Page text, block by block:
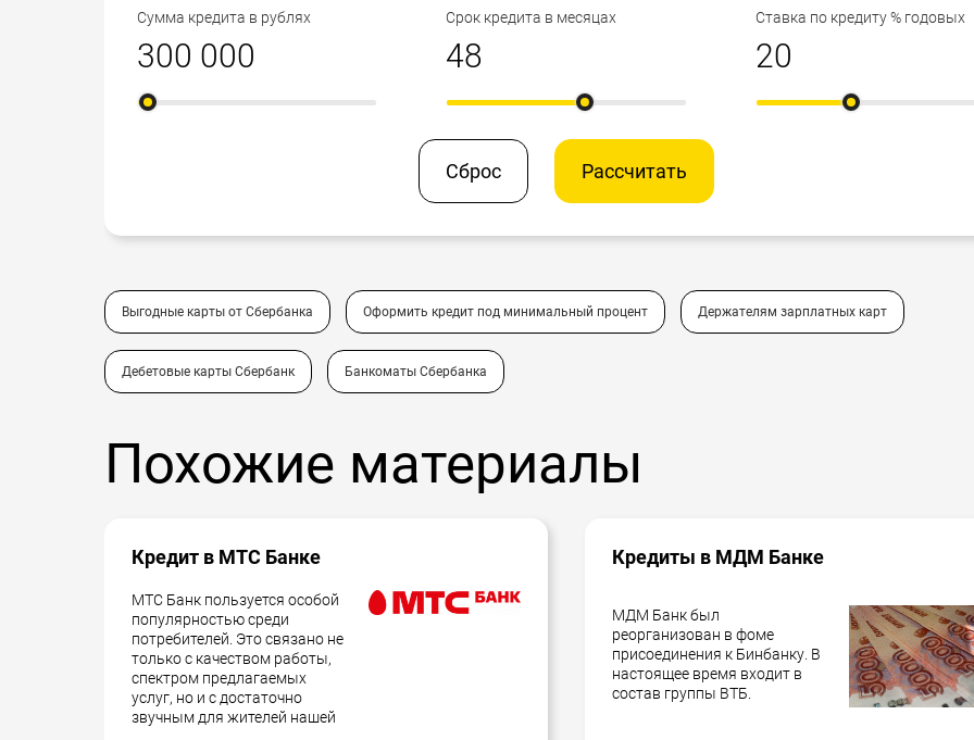
Сумма кредита в рублях Срок кредита в месяцах Ставка по кредиту % годовых
Сброс Рассчитать
Выгодные карты от Сбербанка Оформить кредит под минимальный процент Держателям зарплатных карт
Дебетовые карты Сбербанк Банкоматы Сбербанка
Похожие материалы
Кредит в МТС Банке
МТС Банк пользуется особой
популярностью среди
потребителей. Это связано не
только с качеством работы,
спектром предлагаемых
услуг, но и с достаточно
звучным для жителей нашей
Кредиты в МДМ Банке
МДМ Банк был
реорганизован в фоме
присоединения к Бинбанку. В
настоящее время входит в
состав группы ВТБ.